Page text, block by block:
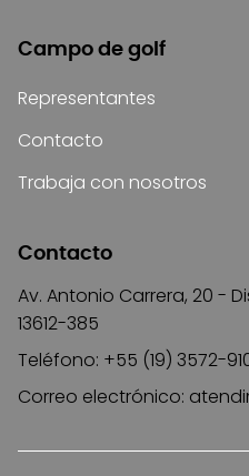
Campo de golf
Representantes
Contacto
Trabaja con nosotros
Contacto
Av. Antonio Carrera, 20 -
13612-385
Teléfono: +55 (19) 3572-
Correo electrónico: